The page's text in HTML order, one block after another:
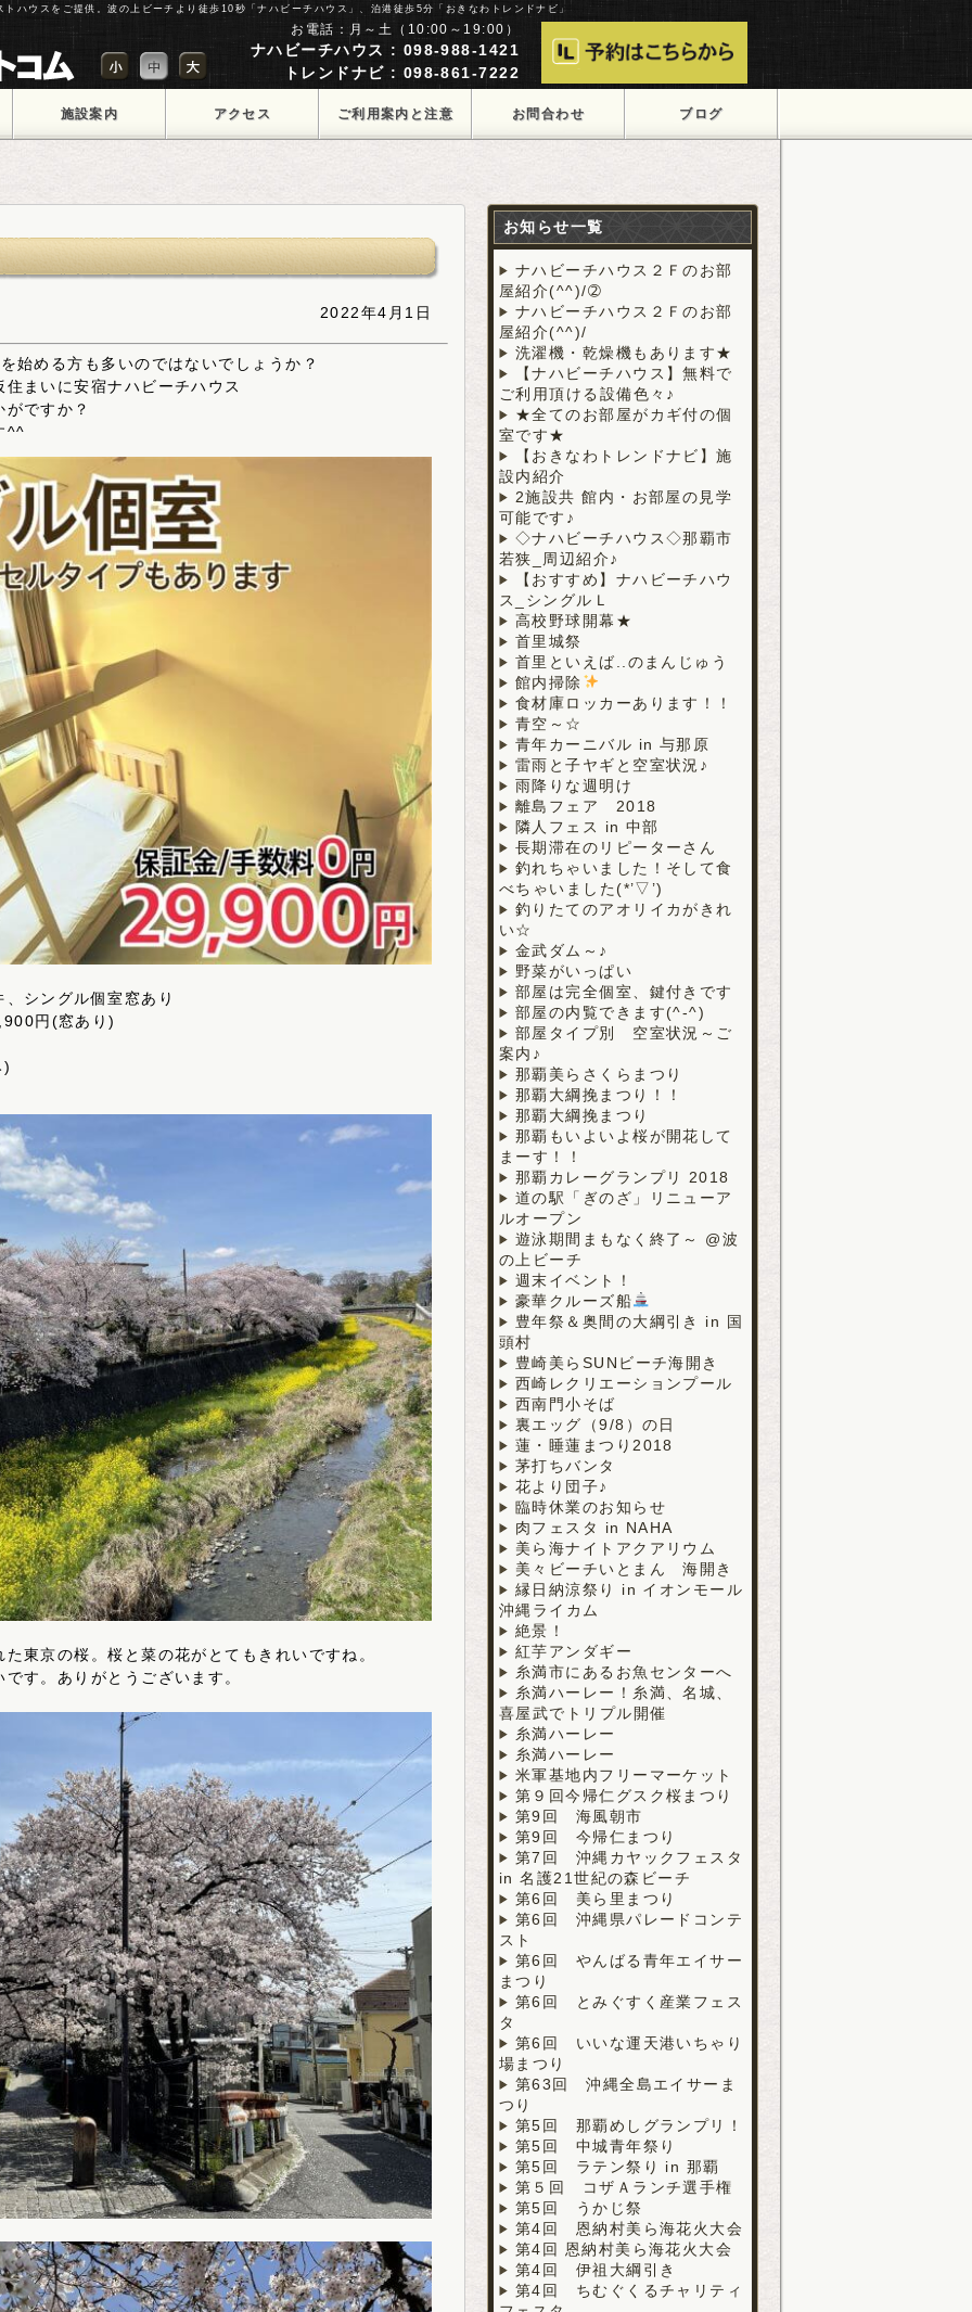
ハウスをご提供。波の上ビーチより徒歩10秒「ナハビーチハウス」、泊港徒歩5分「おきなわトレンドナビ」
お電話：月～土（10:00～19:00）
ナハビーチハウス : 098-988-1421
トレンドナビ : 098-861-7222
施設案内 アクセス ご利用案内と注意 お問合わせ ブログ
2022年4月1日
める方も多いのではないでしょうか？
まいに安宿ナハビーチハウス
ですか？
^^
シングル個室窓あり
円(窓あり)
)
東京の桜。桜と菜の花がとてもきれいですね。
す。ありがとうございます。
お知らせ一覧
ナハビーチハウス２Ｆのお部
屋紹介(^^)/➁
ナハビーチハウス２Ｆのお部
屋紹介(^^)/
洗濯機・乾燥機もあります★
【ナハビーチハウス】無料で
ご利用頂ける設備色々♪
★全てのお部屋がカギ付の個
室です★
【おきなわトレンドナビ】施
設内紹介
2施設共 館内・お部屋の見学
可能です♪
◇ナハビーチハウス◇那覇市
若狭_周辺紹介♪
【おすすめ】ナハビーチハウ
ス_シングルＬ
高校野球開幕★
首里城祭
首里といえば..のまんじゅう
館内掃除
食材庫ロッカーあります！！
青空～☆
青年カーニバル in 与那原
雷雨と子ヤギと空室状況♪
雨降りな週明け
離島フェア 2018
隣人フェス in 中部
長期滞在のリピーターさん
釣れちゃいました！そして食
べちゃいました(*’▽’)
釣りたてのアオリイカがきれ
い☆
金武ダム～♪
野菜がいっぱい
部屋は完全個室、鍵付きです
部屋の内覧できます(^-^)
部屋タイプ別 空室状況～ご
案内♪
那覇美らさくらまつり
那覇大綱挽まつり！！
那覇大綱挽まつり
那覇もいよいよ桜が開花して
まーす！！
那覇カレーグランプリ 2018
道の駅「ぎのざ」リニューア
ルオープン
遊泳期間まもなく終了～ @波
の上ビーチ
週末イベント！
豪華クルーズ船
豊年祭＆奥間の大綱引き in 国
頭村
豊崎美らSUNビーチ海開き
西崎レクリエーションプール
西南門小そば
裏エッグ（9/8）の日
蓮・睡蓮まつり2018
茅打ちバンタ
花より団子♪
臨時休業のお知らせ
肉フェスタ in NAHA
美ら海ナイトアクアリウム
美々ビーチいとまん 海開き
縁日納涼祭り in イオンモール
沖縄ライカム
絶景！
紅芋アンダギー
糸満市にあるお魚センターへ
糸満ハーレー！糸満、名城、
喜屋武でトリプル開催
糸満ハーレー
糸満ハーレー
米軍基地内フリーマーケット
第９回今帰仁グスク桜まつり
第9回 海風朝市
第9回 今帰仁まつり
第7回 沖縄カヤックフェスタ
in 名護21世紀の森ビーチ
第6回 美ら里まつり
第6回 沖縄県パレードコンテ
スト
第6回 やんばる青年エイサー
まつり
第6回 とみぐすく産業フェス
タ
第6回 いいな運天港いちゃり
場まつり
第63回 沖縄全島エイサーま
つり
第5回 那覇めしグランプリ！
第5回 中城青年祭り
第5回 ラテン祭り in 那覇
第５回 コザＡランチ選手権
第5回 うかじ祭
第4回 恩納村美ら海花火大会
第4回 恩納村美ら海花火大会
第4回 伊祖大綱引き
第4回 ちむぐくるチャリティ